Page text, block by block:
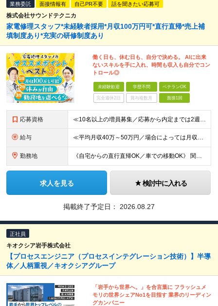
業務委託 面接情報有 自己PR不要 話を聞きたい応募可
株式会社サウンドテクニカ
家電修理スタッフ*未経験者採用*月収100万円可*直行直帰*売上補
填制度あり*充実の研修制度あり
働く日も、休む日も、自分で決める。 AIに出来
ないスキルを手に入れ、時間も収入も自分でコン
トロール◎
未経験歓迎 学歴不問 ベテランOK
完全週休2日 賞与複数月 面接1回
応募資格 ≪10名以上の増員募集／応募から内定までは2週間！≫ ≪未経験スタートが90％以上／必要なのは自動車免許のみ≫ ★20～40代を中心に幅広い世代の方が活躍中！ ■学歴不問 ■未経験OK ■普通自動車免
給与 ≪平均月収40万～50万円／場合によっては月収100万円も可≫ ≪1年目想定年収480万円～600万円！≫ ◆完全出来高制 ※開業後、5ヶ月間は売上補填制度あり（売上額による） ◎技術研修期間(2ヶ
勤務地 《自宅からの直行直帰OK／車での移動OK》 関東、近畿、東海、九州、北海道、東北、北陸、中国の各エリア ★希望地域を優先します ・南関東エリア(神奈川/東京/埼玉/千葉) ・近畿エリア(大阪/兵庫/
求人を見る 検討中に入れる
掲載終了予定日： 2026.08.27
正社員
キオクシア岩手株式会社
【プロセスエンジニア（プロセスインテグレーション技術）】半導
体／人柄重視／キオクシアグループ
「岩手から世界へ。」を合言葉に フラッシュメ
モリの世界シェアNo1を目指す 業界のリーディン
グカンパニー